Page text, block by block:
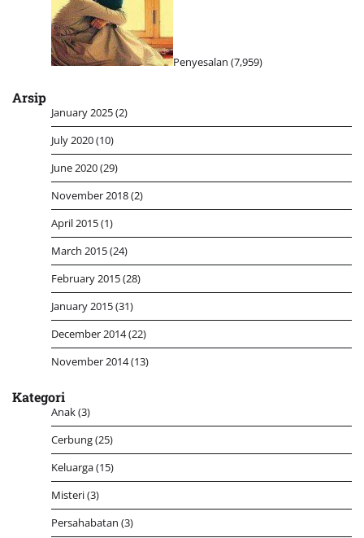
Penyesalan (7,959)
Arsip
January 2025(2)
July 2020(10)
June 2020(29)
November 2018(2)
April 2015(1)
March 2015(24)
February 2015(28)
January 2015(31)
December 2014(22)
November 2014(13)
Kategori
Anak(3)
Cerbung(25)
Keluarga(15)
Misteri(3)
Persahabatan (3)